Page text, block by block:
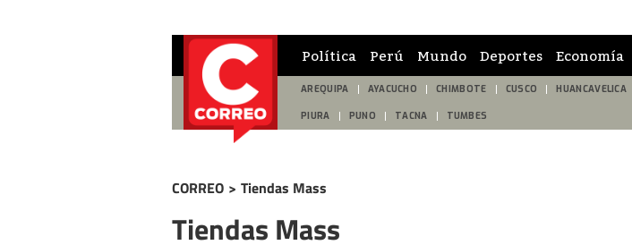
Política Perú Mundo Deportes Economía
AREQUIPA AYACUCHO CHIMBOTE CUSCO HUANCAVELICA
PIURA PUNO TACNA TUMBES
CORREO > Tiendas Mass
Tiendas Mass